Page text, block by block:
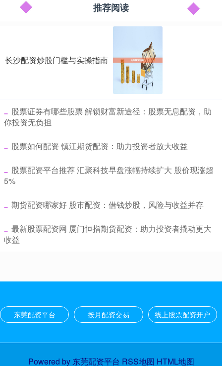
推荐阅读
长沙配资炒股门槛与实操指南
​股票证券有哪些股票 解锁财富新途径：股票无息配资，助
你投资无负担
​股票如何配资 镇江期货配资：助力投资者放大收益
​股票配资平台推荐 汇聚科技早盘涨幅持续扩大 股价现涨超
5%
​期货配资哪家好 股市配资：借钱炒股，风险与收益并存
​最新股票配资网 厦门恒指期货配资：助力投资者撬动更大
收益
东莞配资平台 按月配资交易 线上股票配资开户
Powered by 东莞配资平台 RSS地图 HTML地图